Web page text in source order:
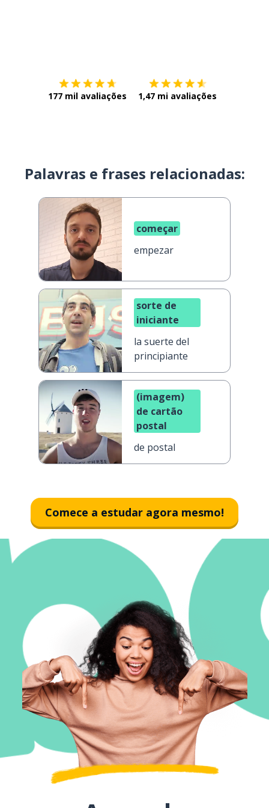
177 mil avaliações 1,47 mi avaliações
Palavras e frases relacionadas:
começar
empezar
sorte de
iniciante
la suerte del
principiante
(imagem)
de cartão
postal
de postal
Comece a estudar agora mesmo!